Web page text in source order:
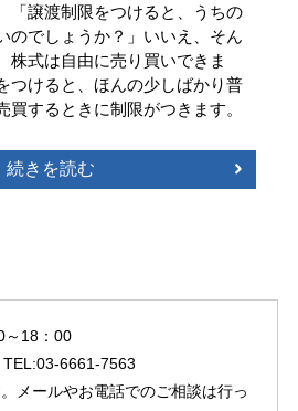
「譲渡制限をつけると、うちの
のでしょうか？」いいえ、そん
株式は自由に売り買いできま
つけると、ほんの少しばかり普
買するときに制限がつきます。
続きを読む
～18：00
6661-7563
メールやお電話でのご相談は行っ